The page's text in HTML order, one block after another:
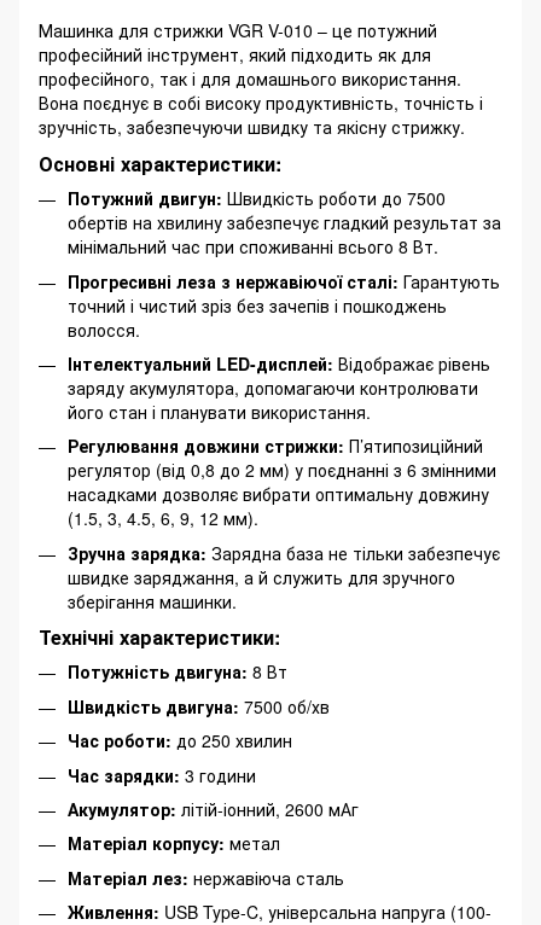
Машинка для стрижки VGR V-010 – це потужний
професійний інструмент, який підходить як для
професійного, так і для домашнього використання.
Вона поєднує в собі високу продуктивність, точність і
зручність, забезпечуючи швидку та якісну стрижку.
Основні характеристики:
Потужний двигун: Швидкість роботи до 7500
обертів на хвилину забезпечує гладкий результат за
мінімальний час при споживанні всього 8 Вт.
Прогресивні леза з нержавіючої сталі: Гарантують
точний і чистий зріз без зачепів і пошкоджень
волосся.
Інтелектуальний LED-дисплей: Відображає рівень
заряду акумулятора, допомагаючи контролювати
його стан і планувати використання.
Регулювання довжини стрижки: П’ятипозиційний
регулятор (від 0,8 до 2 мм) у поєднанні з 6 змінними
насадками дозволяє вибрати оптимальну довжину
(1.5, 3, 4.5, 6, 9, 12 мм).
Зручна зарядка: Зарядна база не тільки забезпечує
швидке заряджання, а й служить для зручного
зберігання машинки.
Технічні характеристики:
Потужність двигуна: 8 Вт
Швидкість двигуна: 7500 об/хв
Час роботи: до 250 хвилин
Час зарядки: 3 години
Акумулятор: літій-іонний, 2600 мАг
Матеріал корпусу: метал
Матеріал лез: нержавіюча сталь
Живлення: USB Type-C, універсальна напруга (100-